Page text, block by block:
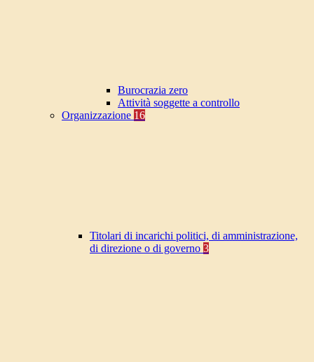
Burocrazia zero
Attività soggette a controllo
Organizzazione 16
Titolari di incarichi politici, di amministrazione,
di direzione o di governo 3